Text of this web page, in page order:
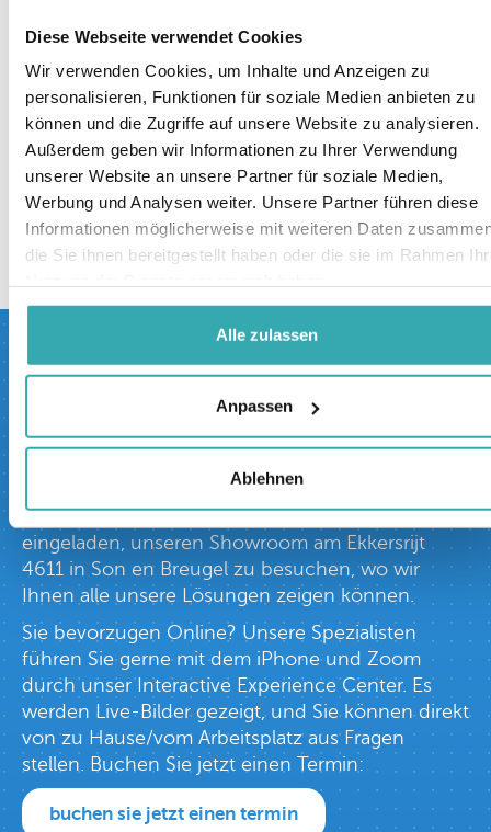
Diese Webseite verwendet Cookies
Wir verwenden Cookies, um Inhalte und Anzeigen zu
personalisieren, Funktionen für soziale Medien anbieten zu
können und die Zugriffe auf unsere Website zu analysieren.
Außerdem geben wir Informationen zu Ihrer Verwendung
unserer Website an unsere Partner für soziale Medien,
Werbung und Analysen weiter. Unsere Partner führen diese
Informationen möglicherweise mit weiteren Daten
die Sie ihnen bereitgestellt haben oder die sie im Rahmen
Alle zulassen
Anpassen
Ablehnen
zurück zur übersicht
Besuchen Sie jetzt
unser interaktives
Erlebniszentrum.
Prestop verfügt über das größte interaktive
Erlebniszentrum in Europa. Sie sind herzlich
eingeladen, unseren Showroom am Ekkersrijt
4611 in Son en Breugel zu besuchen, wo wir
Ihnen alle unsere Lösungen zeigen können.
Sie bevorzugen Online? Unsere Spezialisten
führen Sie gerne mit dem iPhone und Zoom
durch unser Interactive Experience Center. Es
werden Live-Bilder gezeigt, und Sie können direkt
von zu Hause/vom Arbeitsplatz aus Fragen
stellen. Buchen Sie jetzt einen Termin:
buchen sie jetzt einen termin